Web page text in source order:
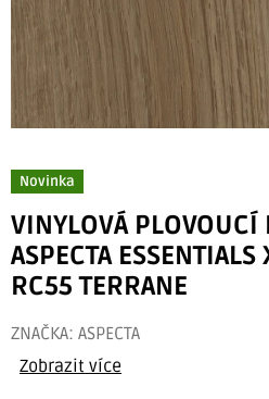
ZNAČKA: ASPECTA
Novinka
VINYLOVÁ PLOVOUCÍ
ASPECTA
RC55 TERRANE
Zobrazit více